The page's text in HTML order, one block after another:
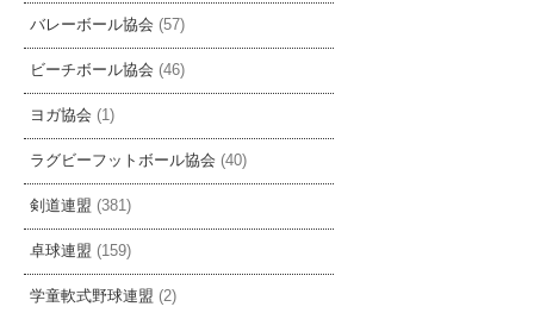
バレーボール協会 (57)
ビーチボール協会 (46)
ヨガ協会 (1)
ラグビーフットボール協会 (40)
剣道連盟 (381)
卓球連盟 (159)
学童軟式野球連盟 (2)